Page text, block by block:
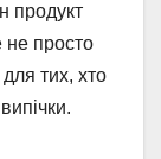
продукт
не просто
тих, хто